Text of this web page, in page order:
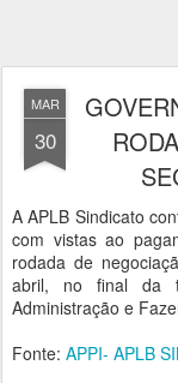
MAR
30
A APLB Sindicato
com vistas ao
rodada de
abril, no final da
Administração e
Fonte: APPI- APLB